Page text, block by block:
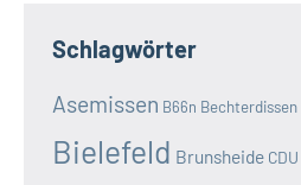
Schlagwörter
Asemissen B66n Bechterdissen
Bielefeld Brunsheide CDU